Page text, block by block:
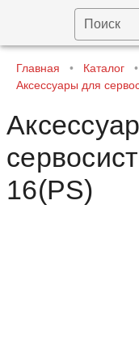
Поиск
Главная • Каталог •
Аксессуары для
16(PS)